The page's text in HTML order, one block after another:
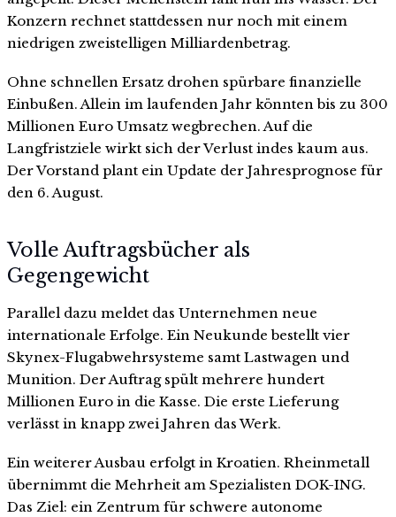
Konzern rechnet stattdessen nur noch mit einem
niedrigen zweistelligen Milliardenbetrag.
Ohne schnellen Ersatz drohen spürbare finanzielle
Einbußen. Allein im laufenden Jahr könnten bis zu 300
Millionen Euro Umsatz wegbrechen. Auf die
Langfristziele wirkt sich der Verlust indes kaum aus.
Der Vorstand plant ein Update der Jahresprognose für
den 6. August.
Volle Auftragsbücher als
Gegengewicht
Parallel dazu meldet das Unternehmen neue
internationale Erfolge. Ein Neukunde bestellt vier
Skynex-Flugabwehrsysteme samt Lastwagen und
Munition. Der Auftrag spült mehrere hundert
Millionen Euro in die Kasse. Die erste Lieferung
verlässt in knapp zwei Jahren das Werk.
Ein weiterer Ausbau erfolgt in Kroatien. Rheinmetall
übernimmt die Mehrheit am Spezialisten DOK-ING.
Das Ziel: ein Zentrum für schwere autonome